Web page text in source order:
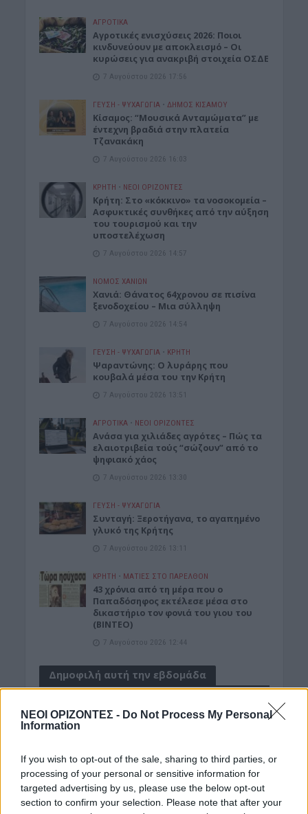
ΝΕΟΙ ΟΡΙΖΟΝΤΕΣ - Do Not Process My Personal
Information
If you wish to opt-out of the sale, sharing to third parties, or
processing of your personal or sensitive information for
targeted advertising by us, please use the below opt-out
section to confirm your selection. Please note that after your
ΑΓΡΟΤΙΚΑ
Αγροτικές ενισχύσεις 2026: Ποιοι
κινδυνεύουν με αποκλεισμό – Οι
κυρώσεις για ανακριβή στοιχεία ΟΣΔΕ
7 Αυγούστου 2026 17:56
ΓΕΎΣΗ - ΨΥΧΑΓΩΓΊΑ • ΔΉΜΟΣ ΚΙΣΆΜΟΥ
Κίσαμος: “Μουσικά Ανταμώματα” με
έντεχνη βραδιά στην πλατεία
Τζανακάκη
7 Αυγούστου 2026 16:03
ΚΡΗΤΗ • ΝΕΟΙ ΟΡΙΖΟΝΤΕΣ
Κρήτη: Στο «κόκκινο» τα νοσοκομεία –
Ασφυκτικές συνθήκες από την αύξηση
του τουρισμού και την
υποστελέχωση
7 Αυγούστου 2026 14:57
ΝΟΜΌΣ ΧΑΝΊΩΝ
Χανιά: Θάνατος 64χρονου σε πισίνα
ξενοδοχείου – Μια σύλληψη
7 Αυγούστου 2026 14:54
ΓΕΎΣΗ - ΨΥΧΑΓΩΓΊΑ • ΚΡΗΤΗ
Ψαραντώνης: Ο λυράρης που
κουβαλά μέσα του την Κρήτη
7 Αυγούστου 2026 13:51
ΑΓΡΟΤΙΚΑ • ΝΕΟΙ ΟΡΙΖΟΝΤΕΣ
Ανάσα για χιλιάδες αγρότες – Πώς τα
ελαιοτριβεία τούς “σώζουν” από το
ψηφιακό χάος
7 Αυγούστου 2026 13:30
ΓΕΎΣΗ - ΨΥΧΑΓΩΓΊΑ
Συνταγή: Ξεροτήγανα, το αγαπημένο
γλυκό της Κρήτης
7 Αυγούστου 2026 13:11
ΚΡΗΤΗ • ΜΑΤΙΕΣ ΣΤΟ ΠΑΡΕΛΘΟΝ
43 χρόνια από τη μέρα που ο
Παπαδόσηφος εκτέλεσε μέσα στο
δικαστήριο τον φονιά του γιου του
(ΒΙΝΤΕΟ)
7 Αυγούστου 2026 12:44
Δημοφιλή αυτή την εβδομάδα